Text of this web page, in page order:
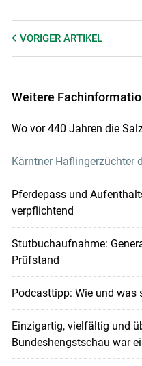
VORIGER ARTIKEL
Weitere
Wo vor 440 Jahren die
Kärntner Haflingerzüchter
Pferdepass und
verpflichtend
Stutbuchaufnahme:
Prüfstand
Podcasttipp: Wie und was
Einzigartig, vielfältig und
Bundeshengstschau war